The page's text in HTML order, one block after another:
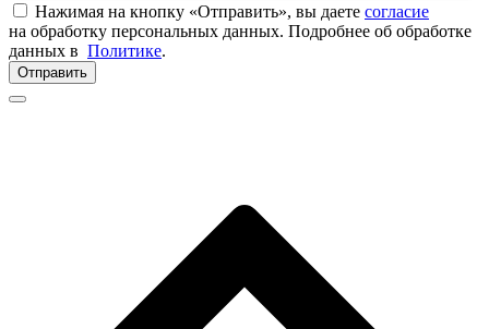
Нажимая на кнопку «Отправить», вы даете согласие
на обработку персональных данных. Подробнее об обработке
данных в Политике.
Отправить